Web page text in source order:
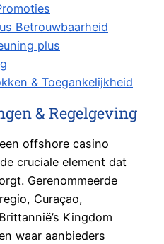
Betrouwbaarheid
plus
& Toegankelijkheid
& Regelgeving
offshore casino
cruciale element dat
Gerenommeerde
Curaçao,
Kingdom
waar aanbieders